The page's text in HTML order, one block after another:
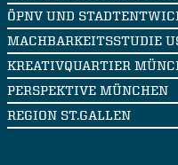
ÖPNV UND
MACHBARKEITSSTUDIE
KREATIVQUARTIER
PERSPEKTIVE MÜNCHEN
REGION ST.GALLEN